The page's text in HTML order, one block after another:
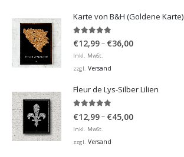
Karte von B&H (Goldene Karte)
4.98von 5
€12,99– €36,00Preisspanne:
Inkl. MwSt.
zzgl. Versand
Fleur de Lys-Silber Lilien
€12,99– €45,00Preisspanne:
Inkl. MwSt.
zzgl. Versand